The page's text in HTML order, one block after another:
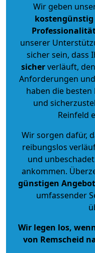
Wir geben
kostengünstig
unserer
sicher sein, dass
sicherverläuft,
Anforderungen
haben die
und
Reinfeld
Wir sorgen dafür,
reibungslos
und
ankommen.
günstigen
umfassender
Wir legen los,
von Remscheid